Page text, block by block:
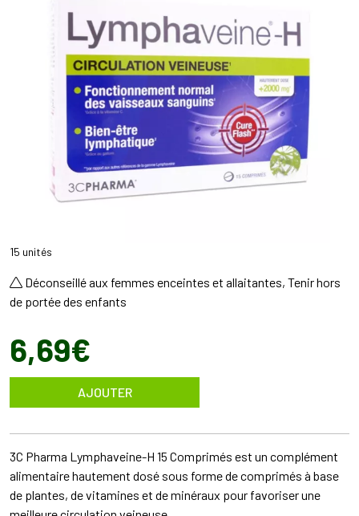
15 unités
Déconseillé aux femmes enceintes et allaitantes, Tenir hors
de portée des enfants
6,69€
AJOUTER
3C Pharma Lymphaveine-H 15 Comprimés est un complément
alimentaire hautement dosé sous forme de comprimés à base
de plantes, de vitamines et de minéraux pour favoriser une